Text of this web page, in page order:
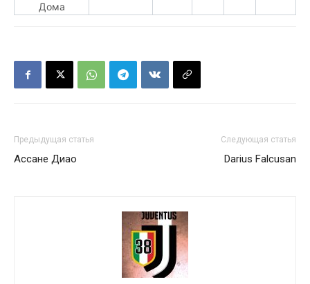
Дома
Предыдущая статья
Ассане Диао
Следующая статья
Darius Falcusan